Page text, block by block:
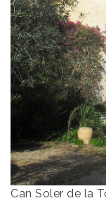
Can Soler de la